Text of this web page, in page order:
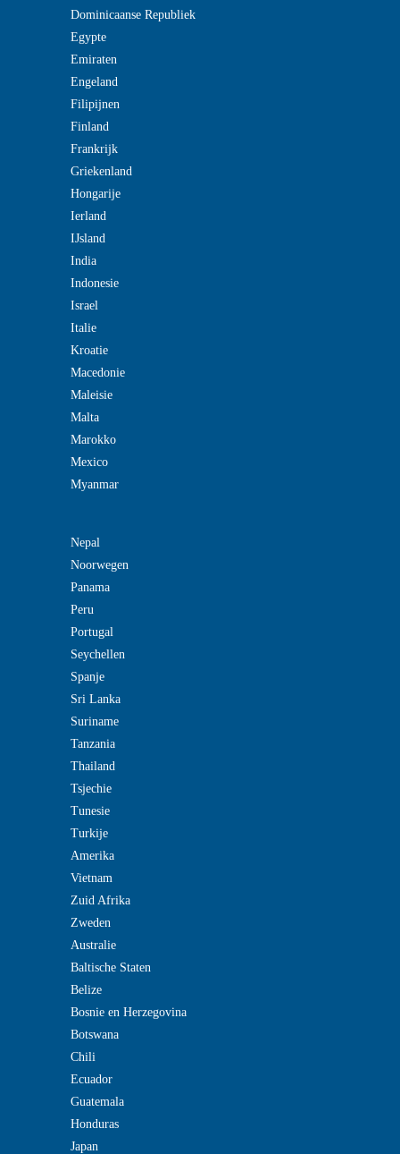
Dominicaanse Republiek
Egypte
Emiraten
Engeland
Filipijnen
Finland
Frankrijk
Griekenland
Hongarije
Ierland
IJsland
India
Indonesie
Israel
Italie
Kroatie
Macedonie
Maleisie
Malta
Marokko
Mexico
Myanmar
Nepal
Noorwegen
Panama
Peru
Portugal
Seychellen
Spanje
Sri Lanka
Suriname
Tanzania
Thailand
Tsjechie
Tunesie
Turkije
Amerika
Vietnam
Zuid Afrika
Zweden
Australie
Baltische Staten
Belize
Bosnie en Herzegovina
Botswana
Chili
Ecuador
Guatemala
Honduras
Japan